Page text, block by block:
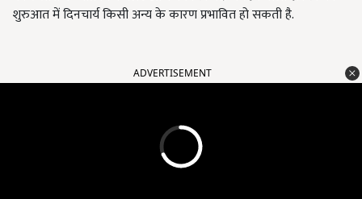
शुरुआत में दिनचार्य किसी अन्य के कारण प्रभावित हो सकती है.
ADVERTISEMENT